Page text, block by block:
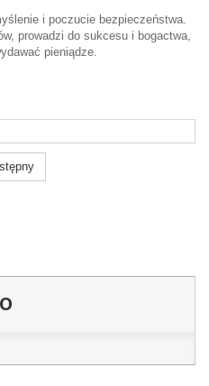
i poczucie bezpieczeństwa.
prowadzi do sukcesu i bogactwa,
pieniądze.